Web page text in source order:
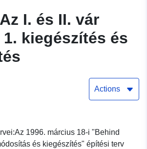
I. és II. vár
kiegészítés és
Actions
1996. március 18-i "Behind
és kiegészítés" építési terv